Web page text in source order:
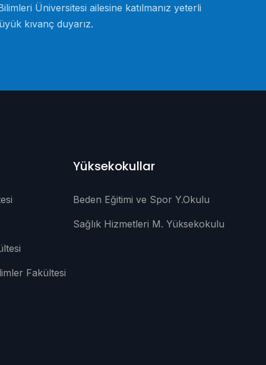
Üniversitesi ailesine katılmanız yeterli
kıvanç duyarız.
Fakültesi
Yüksekokullar
Beden Eğitimi ve Spor Y.Okulu
Sağlık Hizmetleri M. Yüksekokulu